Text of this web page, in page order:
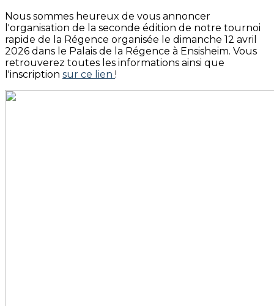
Nous sommes heureux de vous annoncer
l'organisation de la seconde édition de notre tournoi
rapide de la Régence organisée le dimanche 12 avril
2026 dans le Palais de la Régence à Ensisheim. Vous
retrouverez toutes les informations ainsi que
l'inscription sur ce lien !